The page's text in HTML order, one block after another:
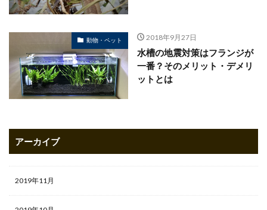
動物・ペット 2018年9月27日
水槽の地震対策はフランジが
一番？そのメリット・デメリ
ットとは
アーカイブ
2019年11月